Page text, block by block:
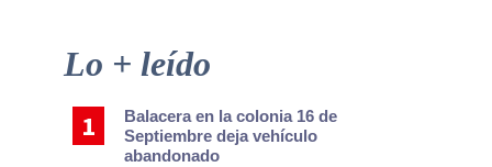
Primary
Lo + leído
Balacera en la colonia 16 de
Septiembre deja vehículo
abandonado